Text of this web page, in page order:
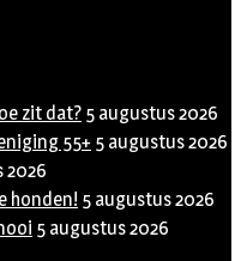
zit dat? 5 augustus 2026
55+ 5 augustus 2026
2026
honden! 5 augustus 2026
5 augustus 2026